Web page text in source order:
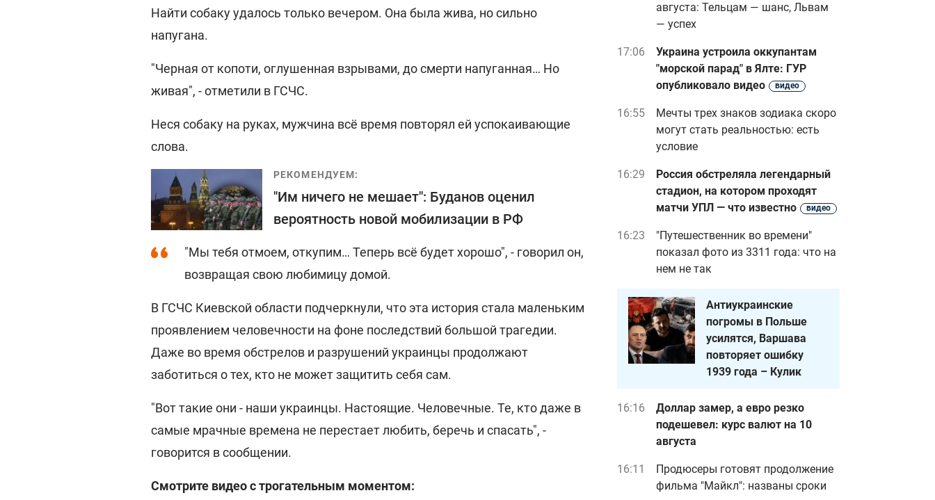
Найти собаку удалось только вечером. Она была жива, но сильно
напугана.
"Черная от копоти, оглушенная взрывами, до смерти напуганная… Но
живая", - отметили в ГСЧС.
Неся собаку на руках, мужчина всё время повторял ей успокаивающие
слова.
РЕКОМЕНДУЕМ:
"Им ничего не мешает": Буданов оценил
вероятность новой мобилизации в РФ
"Мы тебя отмоем, откупим… Теперь всё будет хорошо", - говорил он,
возвращая свою любимицу домой.
В ГСЧС Киевской области подчеркнули, что эта история стала маленьким
проявлением человечности на фоне последствий большой трагедии.
Даже во время обстрелов и разрушений украинцы продолжают
заботиться о тех, кто не может защитить себя сам.
"Вот такие они - наши украинцы. Настоящие. Человечные. Те, кто даже в
самые мрачные времена не перестает любить, беречь и спасать", -
говорится в сообщении.
Смотрите видео с трогательным моментом:
августа: Тельцам — шанс, Львам
— успех
17:06
Украина устроила оккупантам
"морской парад" в Ялте: ГУР
опубликовало видео
видео
16:55
Мечты трех знаков зодиака скоро
могут стать реальностью: есть
условие
16:29
Россия обстреляла легендарный
стадион, на котором проходят
матчи УПЛ — что известно
видео
16:23
"Путешественник во времени"
показал фото из 3311 года: что на
нем не так
Антиукраинские
погромы в Польше
усилятся, Варшава
повторяет ошибку
1939 года – Кулик
16:16
Доллар замер, а евро резко
подешевел: курс валют на 10
августа
16:11
Продюсеры готовят продолжение
фильма "Майкл": названы сроки